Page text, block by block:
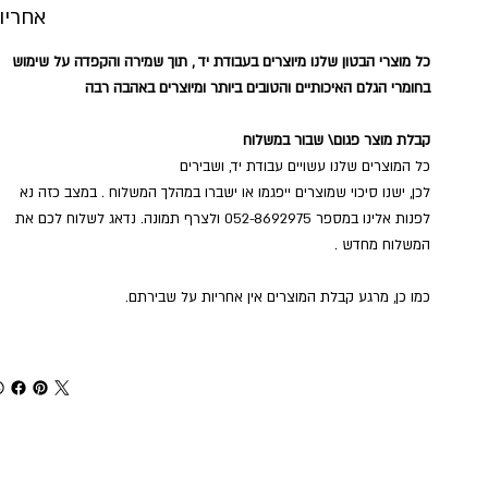
כל מוצרי הבטון שלנו מיוצרים בעבודת יד , תוך שמירה והקפדה על שימוש
בחומרי הגלם האיכותיים והטובים ביותר ומיוצרים באהבה רבה
קבלת מוצר פגום\ שבור במשלוח
כל המוצרים שלנו עשויים עבודת יד, ושבירים
לכן, ישנו סיכוי שמוצרים ייפגמו או ישברו במהלך המשלוח . במצב כזה נא
לפנות אלינו במספר 052-8692975 ולצרף תמונה. נדאג לשלוח לכם את
המשלוח מחדש .
כמו כן, מרגע קבלת המוצרים אין אחריות על שבירתם.